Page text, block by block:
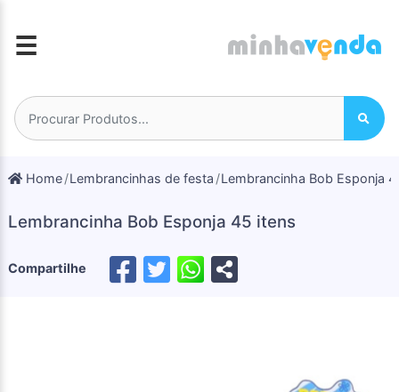
☰
Home Lembrancinhas de festa Lembrancinha Bob Esponja
Lembrancinha Bob Esponja 45 itens
Compartilhe